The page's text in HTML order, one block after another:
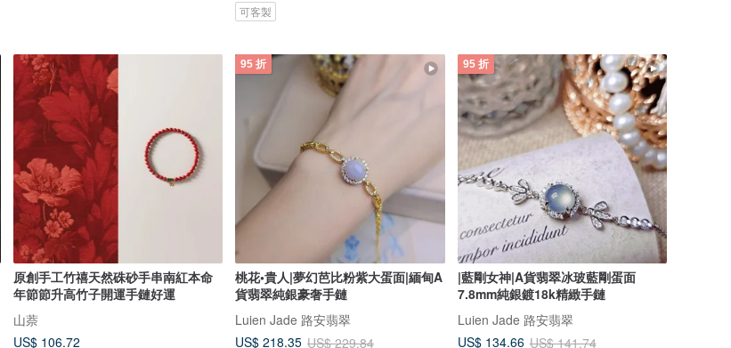
可客製
原創手工竹禧天然硃砂手串南紅本命
年節節升高竹子開運手鏈好運
山萘
US$ 106.72
95 折
桃花•貴人|夢幻芭比粉紫大蛋面|緬甸A
貨翡翠純銀豪奢手鏈
Luien Jade 路安翡翠
US$ 218.35 US$ 229.84
95 折
|藍剛女神|A貨翡翠冰玻藍剛蛋面
7.8mm純銀鍍18k精緻手鏈
Luien Jade 路安翡翠
US$ 134.66 US$ 141.74